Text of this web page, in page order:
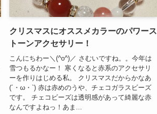
クリスマスにオススメカラーのパワース
トーンアクセサリー！
こんにちわー＼(^o^)／ さむいですね。。今年は
雪つもるかなー！ 寒くなると赤系のアクセサリ
ーを作りはじめる私。 クリスマスだからかなあ
(´・ω・`) 赤は赤めのうや、チェコガラスビーズ
です。 チェコビーズは透明感があって綺麗な赤
なんですよねっ！あま...